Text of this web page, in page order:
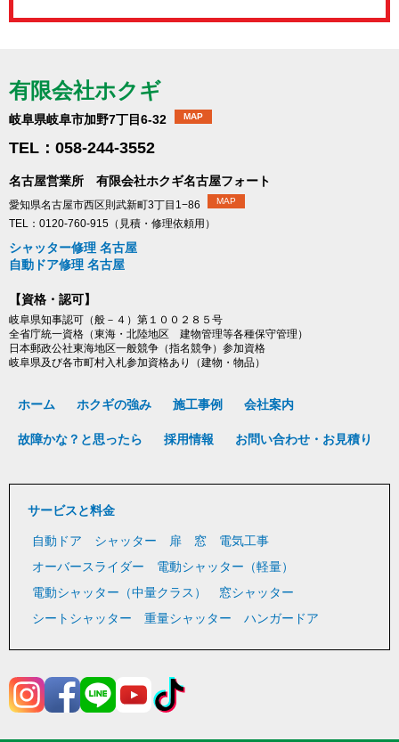
有限会社ホクギ
岐阜県岐阜市加野7丁目6-32 MAP
TEL：058-244-3552
名古屋営業所 有限会社ホクギ名古屋フォート
愛知県名古屋市西区則武新町3丁目1−86 MAP
TEL：0120-760-915（見積・修理依頼用）
シャッター修理 名古屋
自動ドア修理 名古屋
【資格・認可】
岐阜県知事認可（般－４）第１００２８５号
全省庁統一資格（東海・北陸地区 建物管理等各種保守管理）
日本郵政公社東海地区一般競争（指名競争）参加資格
岐阜県及び各市町村入札参加資格あり（建物・物品）
ホーム ホクギの強み 施工事例 会社案内
故障かな？と思ったら 採用情報 お問い合わせ・お見積り
サービスと料金
自動ドア シャッター 扉 窓
電気工事
オーバースライダー
電動シャッター（軽量）
電動シャッター（中量クラス）
窓シャッター
シートシャッター
重量シャッター ハンガードア